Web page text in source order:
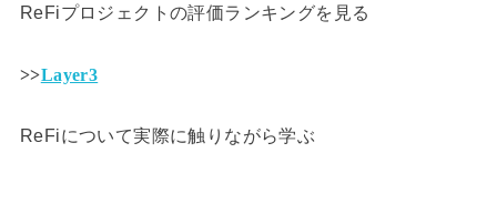
ReFiプロジェクトの評価ランキングを見る
>>Layer3
ReFiについて実際に触りながら学ぶ